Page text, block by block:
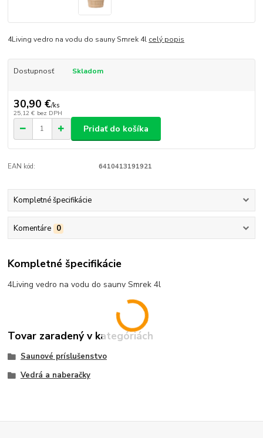
4Living vedro na vodu do sauny Smrek 4l celý popis
Dostupnosť Skladom
30,90 €/ks
25,12 € bez DPH
Pridať do košíka
EAN kód: 6410413191921
Kompletné špecifikácie
Komentáre 0
Kompletné špecifikácie
4Living vedro na vodu do sauny Smrek 4l
Tovar zaradený v kategóriách
Saunové príslušenstvo
Vedrá a naberačky